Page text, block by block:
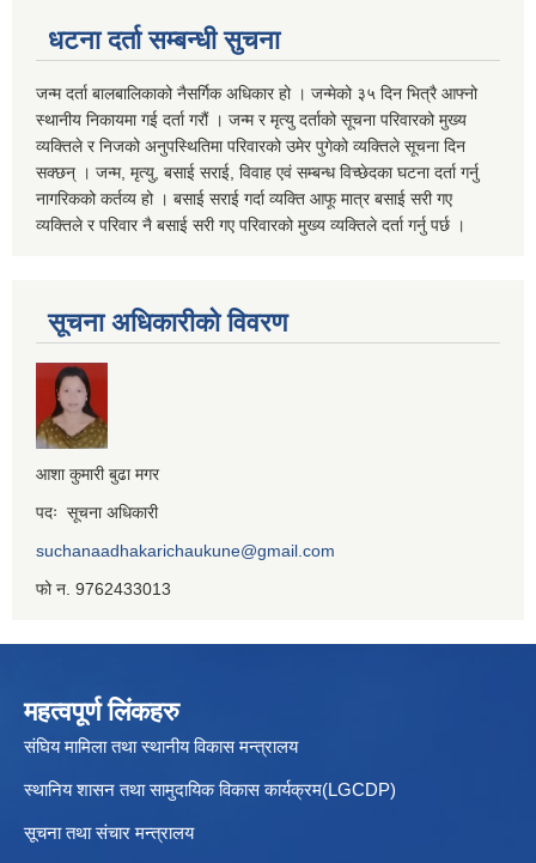
धटना दर्ता सम्बन्धी सुचना
जन्म दर्ता बालबालिकाको नैसर्गिक अधिकार हो । जन्मेको ३५ दिन भित्रै आफ्नो
स्थानीय निकायमा गई दर्ता गरौं । जन्म र मृत्यु दर्ताको सूचना परिवारको मुख्य
व्यक्तिले र निजको अनुपस्थितिमा परिवारको उमेर पुगेको व्यक्तिले सूचना दिन
सक्छन् । जन्म, मृत्यु, बसाई सराई, विवाह एवं सम्बन्ध विच्छेदका घटना दर्ता गर्नु
नागरिकको कर्तव्य हो । बसाई सराई गर्दा व्यक्ति आफू मात्र बसाई सरी गए
व्यक्तिले र परिवार नै बसाई सरी गए परिवारको मुख्य व्यक्तिले दर्ता गर्नु पर्छ ।
सूचना अधिकारीको विवरण
आशा कुमारी बुढा मगर
पदः सूचना अधिकारी
suchanaadhakarichaukune@gmail.com
फो न. 9762433013
महत्वपूर्ण लिंकहरु
संघिय मामिला तथा स्थानीय विकास मन्त्रालय
स्थानिय शासन तथा सामुदायिक विकास कार्यक्रम(LGCDP)
सूचना तथा संचार मन्त्रालय